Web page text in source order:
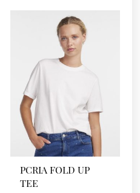
PCRIA FOLD UP
TEE